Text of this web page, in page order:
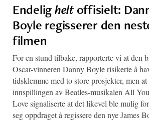
Endeligheltoffisielt:
Boyle regisserer den
filmen
For en stund tilbake, rapporterte vi at den
Oscar-vinneren Danny Boyle risikerte å
tidsklemme med to store prosjekter, men
innspillingen av Beatles-musikalen All
Love signaliserte at det likevel ble mulig
seg oppdraget å regissere den nye James